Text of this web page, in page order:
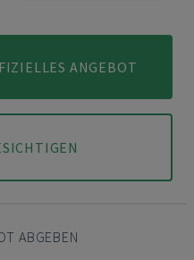
ANGEBOT
ABGEBEN